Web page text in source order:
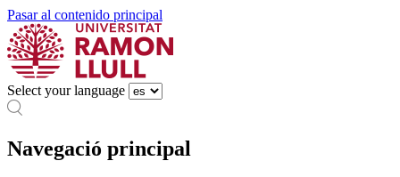
Pasar al contenido principal
Select your language
Navegació principal